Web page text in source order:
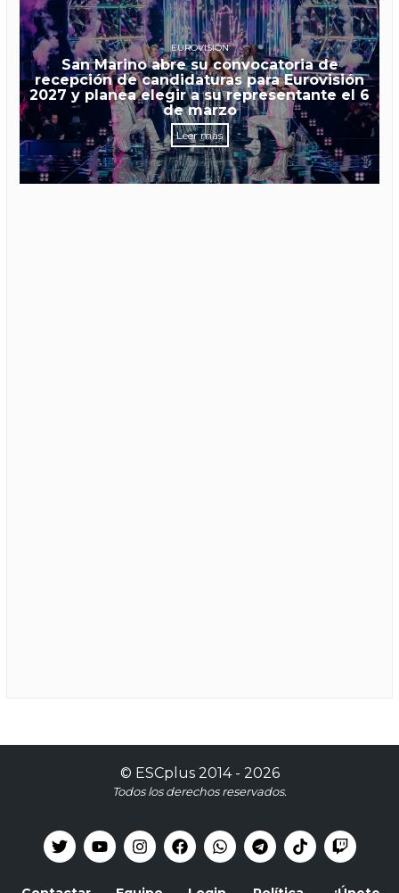
EUROVISIÓN
San Marino abre su convocatoria de
recepción de candidaturas para Eurovisión
2027 y planea elegir a su representante el 6
de marzo
Leer más
© ESCplus2014 - 2026
Todos los derechos reservados.